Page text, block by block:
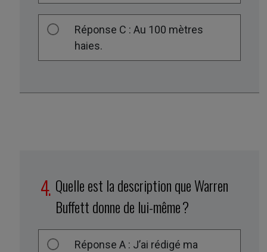
Réponse C : Au 100 mètres
haies.
Quelle est la description que Warren
Buffett donne de lui-même ?
Réponse A : J’ai rédigé ma